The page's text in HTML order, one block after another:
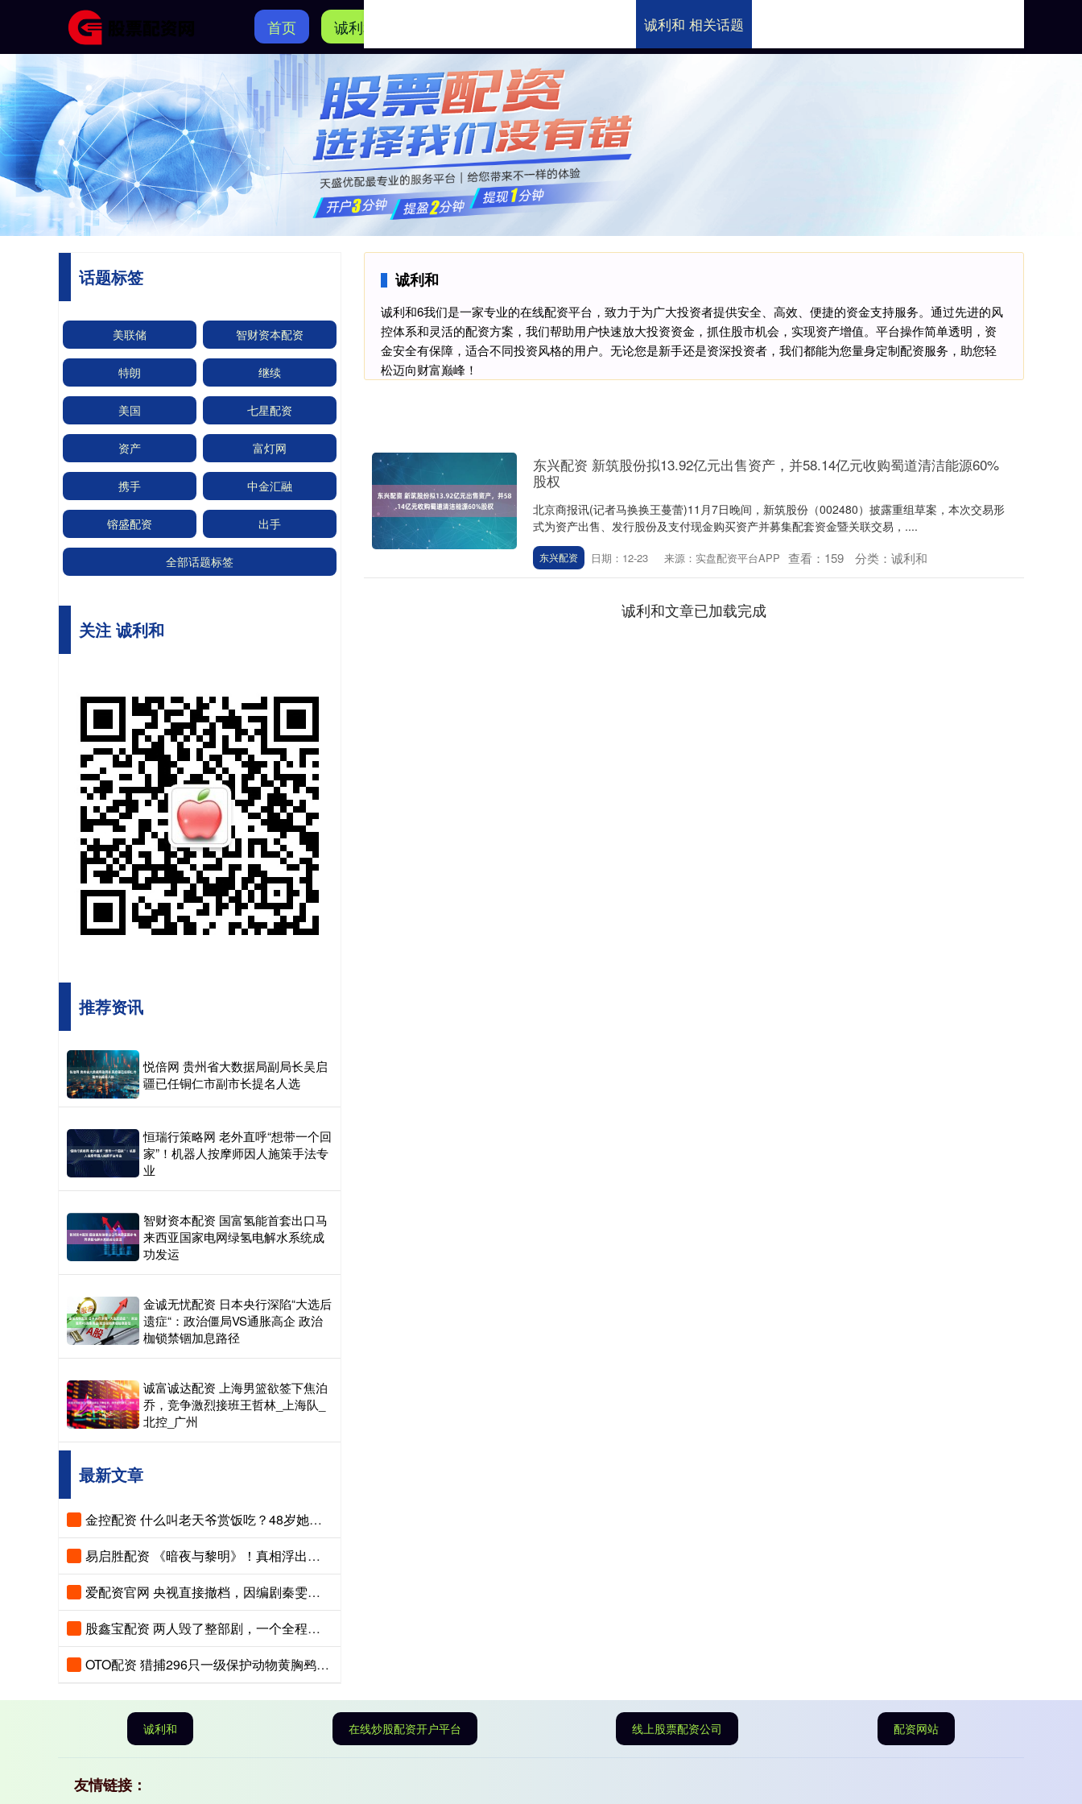
首页 诚利和 线上股票配资公司
诚利和
诚利和6我们是一家专业的在线配资平台，致力于为广大投资者提供安全、高效、便捷的资金支持服务。通过先进的风
控体系和灵活的配资方案，我们帮助用户快速放大投资资金，抓住股市机会，实现资产增值。平台操作简单透明，资
金安全有保障，适合不同投资风格的用户。无论您是新手还是资深投资者，我们都能为您量身定制配资服务，助您轻
松迈向财富巅峰！
诚利和 相关话题
东兴配资 新筑股份拟13.92亿元出售资产，并58.14亿元收购蜀道清洁能源60%
股权
北京商报讯(记者马换换王蔓蕾)11月7日晚间，新筑股份（002480）披露重组草案，本次交易形
式为资产出售、发行股份及支付现金购买资产并募集配套资金暨关联交易，....
东兴配资 日期：12-23 来源：实盘配资平台APP 查看： 159 分类： 诚利和
诚利和文章已加载完成
话题标签
美联储 智财资本配资
特朗 继续
美国 七星配资
资产 富灯网
携手 中金汇融
镕盛配资 出手
全部话题标签
关注 诚利和
推荐资讯
悦倍网 贵州省大数据局副局长吴启
疆已任铜仁市副市长提名人选
恒瑞行策略网 老外直呼“想带一个回
家”！机器人按摩师因人施策手法专
业
智财资本配资 国富氢能首套出口马
来西亚国家电网绿氢电解水系统成
功发运
金诚无忧配资 日本央行深陷“大选后
遗症“：政治僵局VS通胀高企 政治
枷锁禁锢加息路径
诚富诚达配资 上海男篮欲签下焦泊
乔，竞争激烈接班王哲林_上海队_
北控_广州
最新文章
金控配资 什么叫老天爷赏饭吃？48岁她《冬去春来》一出场主角靠边站
易启胜配资 《暗夜与黎明》！真相浮出水面，王牌根本不在郑兰亭手里
爱配资官网 央视直接撤档，因编剧秦雯争议停播，八套《爱情没有神话》终于又开播了！去年11月本来就要播，整整拖了半年才开播
股鑫宝配资 两人毁了整部剧，一个全程瞪眼一个长相大变，难怪网友弃剧一片
OTO配资 猎捕296只一级保护动物黄胸鹀……最高检披露“严办”案例
诚利和 在线炒股配资开户平台 线上股票配资公司 配资网站
友情链接：